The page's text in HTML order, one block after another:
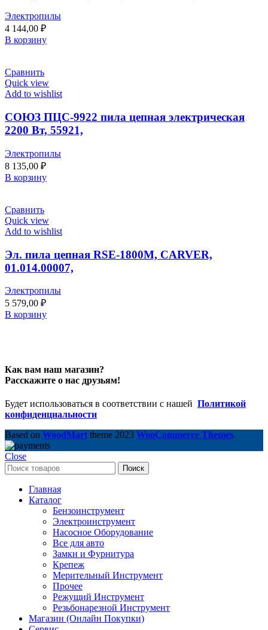
Электропилы
4 144,00 ₽
В корзину
Сравнить
Quick view
Add to wishlist
СОЮЗ ПЦС-9922 пила цепная электрическая
2200 Вт, 55921,
Электропилы
8 135,00 ₽
В корзину
Сравнить
Quick view
Add to wishlist
Эл. пила цепная RSE-1800М, CARVER,
01.014.00007,
Электропилы
5 579,00 ₽
В корзину
Как вам наш магазин?
Расскажите о нас друзьям!
Будет использоваться в соответствии с нашей Политикой
конфиденциальности
Based on WoodMart theme 2023 WooCommerce Themes.
Close
Поиск
Главная
Каталог
Бензоинструмент
Электроинструмент
Насосное Оборудование
Все для авто
Замки и Фурнитура
Крепеж
Мерительный Инструмент
Прочее
Режущий Инструмент
Резьбонарезной Инструмент
Магазин (Онлайн Покупки)